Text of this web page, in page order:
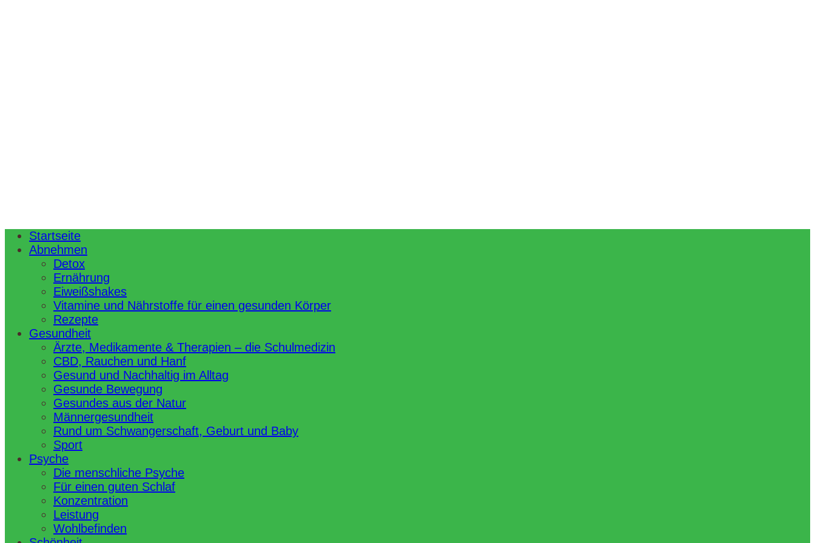
Startseite
Abnehmen
Detox
Ernährung
Eiweißshakes
Vitamine und Nährstoffe für einen gesunden Körper
Rezepte
Gesundheit
Ärzte, Medikamente & Therapien – die Schulmedizin
CBD, Rauchen und Hanf
Gesund und Nachhaltig im Alltag
Gesunde Bewegung
Gesundes aus der Natur
Männergesundheit
Rund um Schwangerschaft, Geburt und Baby
Sport
Psyche
Die menschliche Psyche
Für einen guten Schlaf
Konzentration
Leistung
Wohlbefinden